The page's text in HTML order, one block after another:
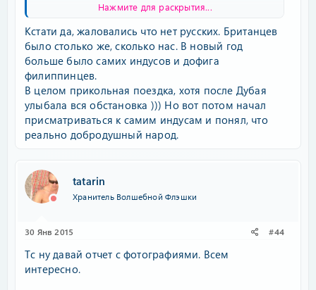
зы- до паломничества русских ужин в Арамболе
стоило доллар это рис с овощами, салат и стакан
ананасового сока. С тигровыми креветкми тоже
самое 7-10 долларов.
за 300 баксов можно было вполне нормально жить
месяц за 500 как король. Это с проживанием.
Первооткрыватели Гоа хиппи разошлись по миру,
там им жить сейчас не по карману. А раньше там
была такая публика....... сейчас тагильцы всех мастей.
Нажмите для раскрытия...
Кстати да, жаловались что нет русских. Британцев
было столько же, сколько нас. В новый год
больше было самих индусов и дофига
филиппинцев.
В целом прикольная поездка, хотя после Дубая
улыбала вся обстановка ))) Но вот потом начал
присматриваться к самим индусам и понял, что
реально добродушный народ.
tatarin
Хранитель Волшебной Флэшки
30 Янв 2015 #44
Тс ну давай отчет с фотографиями. Всем
интересно.